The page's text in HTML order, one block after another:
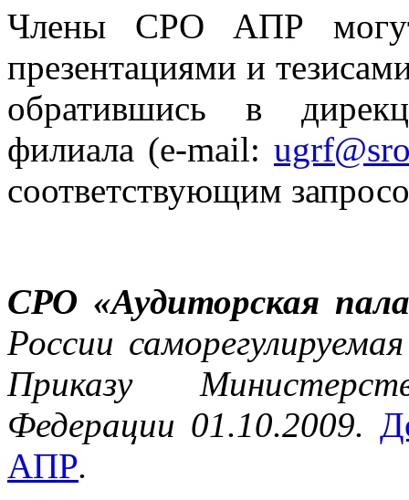
Члены СРО АПР могут
презентациями и
обратившись в
филиала (e-mail:
соответствующим
СРО «Аудиторская
России
Приказу
Федерации 01.10.2009.
АПР.